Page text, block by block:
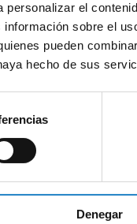
el
sobre el
pueden
hecho de sus
Denegar